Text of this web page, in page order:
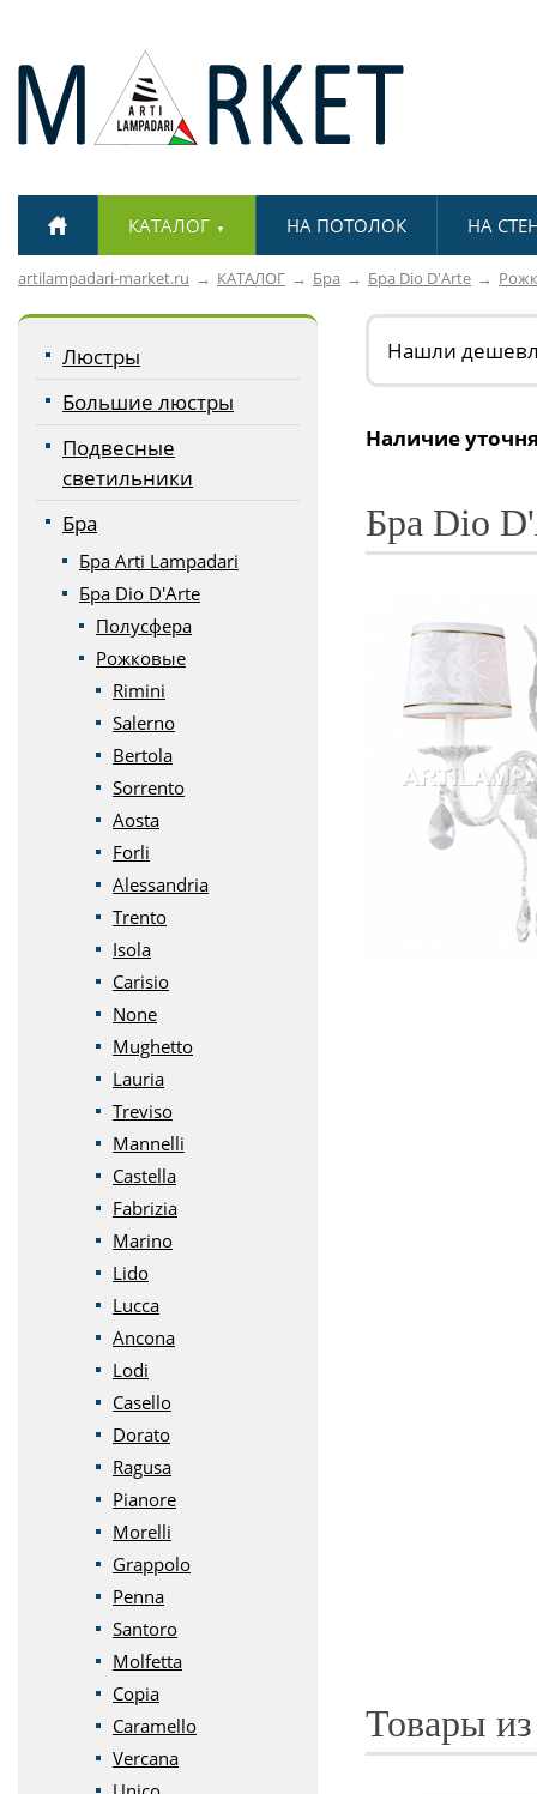
КАТАЛОГ ▼ НА ПОТОЛОК НА
artilampadari-market.ru КАТАЛОГ Бра Бра Dio D'Arte
Люстры
Большие люстры
Подвесные
светильники
Бра
Бра Arti Lampadari
Бра Dio D'Arte
Полусфера
Рожковые
Rimini
Salerno
Bertola
Sorrento
Aosta
Forli
Alessandria
Trento
Isola
Carisio
None
Mughetto
Lauria
Treviso
Mannelli
Castella
Fabrizia
Marino
Lido
Lucca
Ancona
Lodi
Casello
Dorato
Ragusa
Pianore
Morelli
Grappolo
Penna
Santoro
Molfetta
Copia
Caramello
Vercana
Нашли
Наличие
Бра Dio
Товары